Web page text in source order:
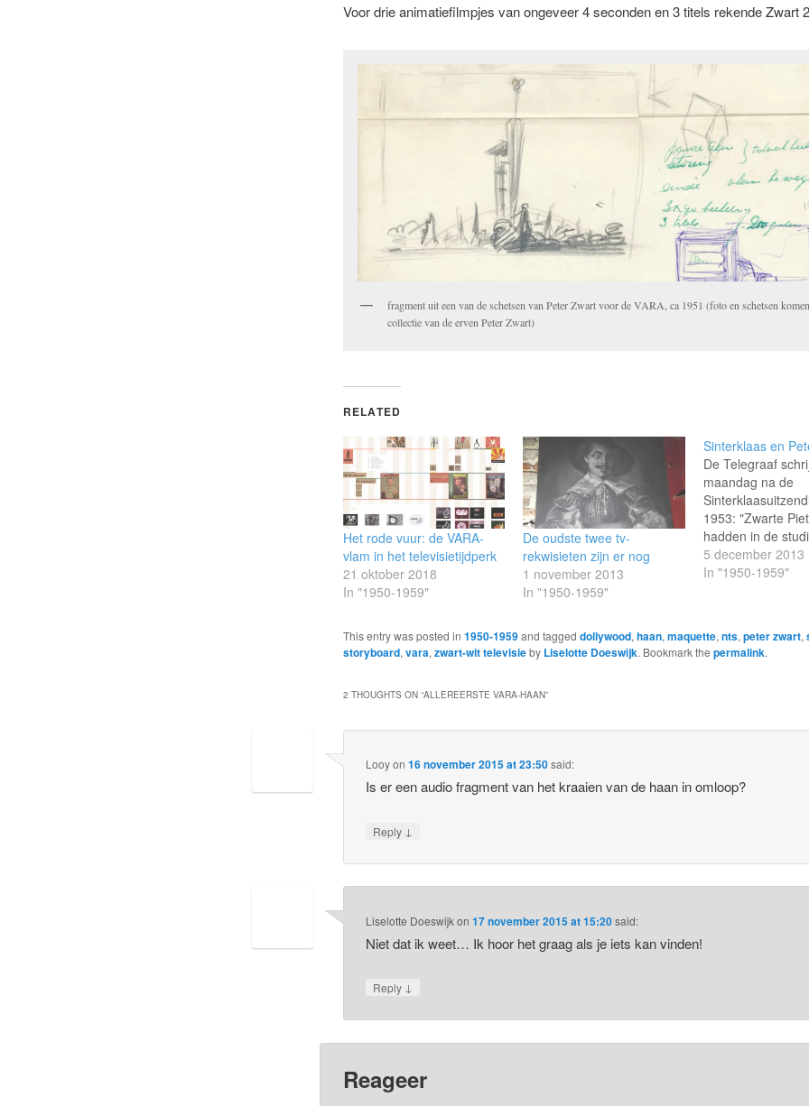
Voor drie animatiefilmpjes van ongeveer 4 seconden en 3 titels rekende Zwart
fragment uit een van de schetsen van Peter Zwart voor de VARA, ca 1951 (foto en schetsen
collectie van de erven Peter Zwart)
RELATED
Het rode vuur: de VARA-
vlam in het televisietijdperk
21 oktober 2018
In "1950-1959"
De oudste twee tv-
rekwisieten zijn er nog
1 november 2013
In "1950-1959"
Sinterklaas en
De Telegraaf
maandag na de
1953: "Zwarte
hadden in de
een Sinterklaasdorp
opgebouwd."
spelletjes
resencent vond
5 december 2013
In "1950-1959"
This entry was posted in 1950-1959and tagged dollywood,haan,maquette,nts,peter zwart,
storyboard,vara,zwart-wit televisieby Liselotte Doeswijk. Bookmark the permalink.
2 THOUGHTS ON “ALLEREERSTE VARA-HAAN”
Looyon16 november 2015 at 23:50said:
Is er een audio fragment van het kraaien van de haan in omloop?
Reply ↓
Liselotte Doeswijkon17 november 2015 at 15:20said:
Niet dat ik weet… Ik hoor het graag als je iets kan vinden!
Reply ↓
Reageer